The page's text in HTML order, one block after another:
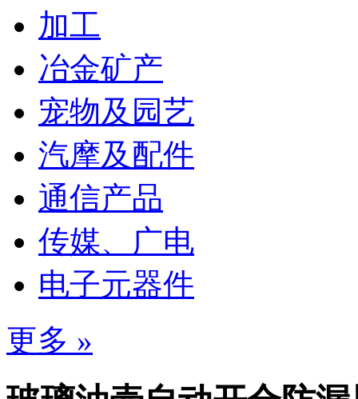
加工
冶金矿产
宠物及园艺
汽摩及配件
通信产品
传媒、广电
电子元器件
更多 »